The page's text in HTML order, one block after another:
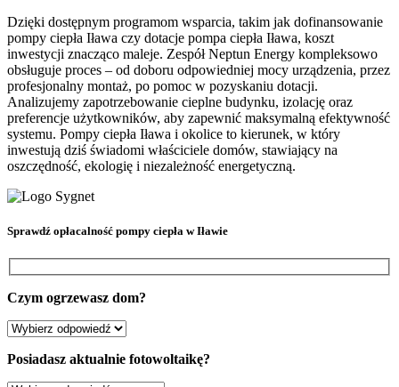
Dzięki dostępnym programom wsparcia, takim jak dofinansowanie
pompy ciepła Iława czy dotacje pompa ciepła Iława, koszt
inwestycji znacząco maleje. Zespół Neptun Energy kompleksowo
obsługuje proces – od doboru odpowiedniej mocy urządzenia, przez
profesjonalny montaż, po pomoc w pozyskaniu dotacji.
Analizujemy zapotrzebowanie cieplne budynku, izolację oraz
preferencje użytkowników, aby zapewnić maksymalną efektywność
systemu. Pompy ciepła Iława i okolice to kierunek, w który
inwestują dziś świadomi właściciele domów, stawiający na
oszczędność, ekologię i niezależność energetyczną.
Sprawdź opłacalność pompy ciepła w Iławie
Czym ogrzewasz dom?
Posiadasz aktualnie fotowoltaikę?